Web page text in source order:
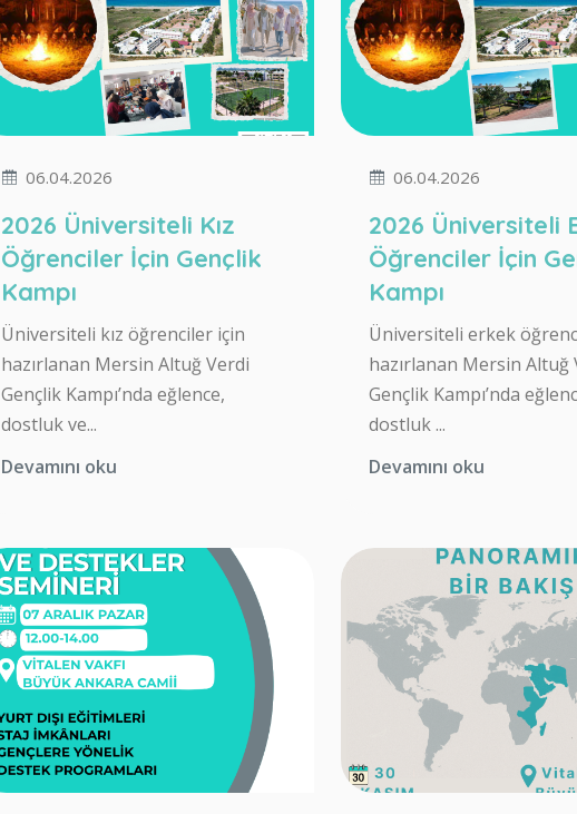
06.04.2026
2026 Üniversiteli Kız
Öğrenciler İçin Gençlik
Kampı
Üniversiteli kız öğrenciler için
hazırlanan Mersin Altuğ Verdi
Gençlik Kampı’nda eğlence,
dostluk ve...
Devamını oku
06.04.2026
2026 Üniversiteli
Öğrenciler İçin
Kampı
Üniversiteli erkek
hazırlanan Mersin Altuğ
Gençlik Kampı’nda
dostluk ...
Devamını oku